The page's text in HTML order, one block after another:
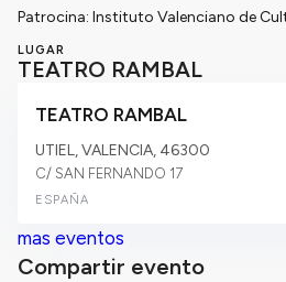
Patrocina: Instituto Valenciano de
LUGAR
TEATRO RAMBAL
TEATRO RAMBAL
UTIEL, VALENCIA, 46300
C/ SAN FERNANDO 17
ESPAÑA
mas eventos
Compartir evento